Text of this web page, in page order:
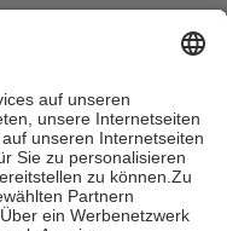
in Höhe von zehn
mehr als die tatsächlichen
Online-Apotheken.
beträgt die
zehn Euro je